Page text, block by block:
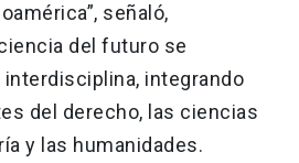
señaló,
del futuro se
integrando
del derecho, las ciencias
y las humanidades.